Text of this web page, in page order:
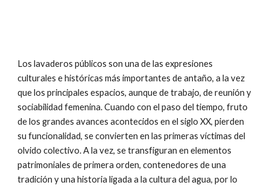
Los lavaderos públicos son una de las expresiones
culturales e históricas más importantes de antaño, a la vez
que los principales espacios, aunque de trabajo, de reunión y
sociabilidad femenina. Cuando con el paso del tiempo, fruto
de los grandes avances acontecidos en el siglo XX, pierden
su funcionalidad, se convierten en las primeras víctimas del
olvido colectivo. A la vez, se transfiguran en elementos
patrimoniales de primera orden, contenedores de una
tradición y una historia ligada a la cultura del agua, por lo